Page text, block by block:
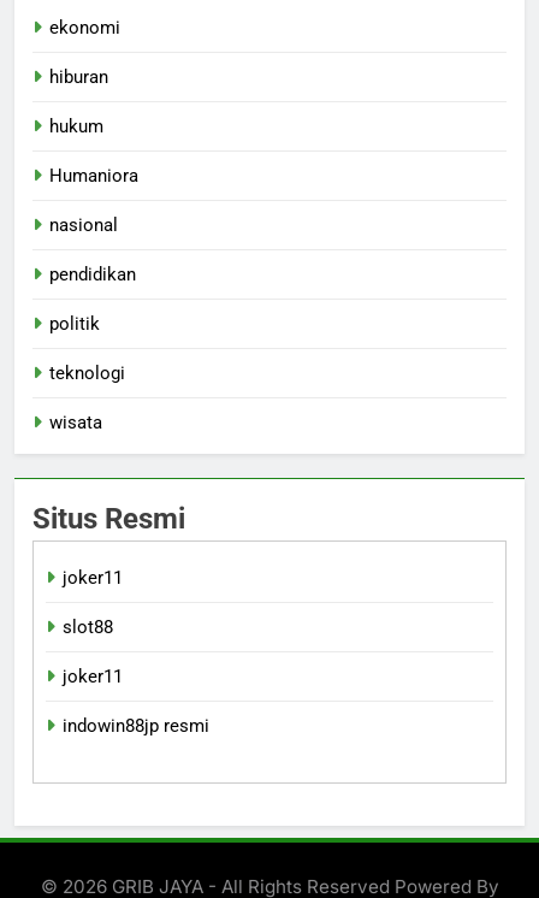
ekonomi
hiburan
hukum
Humaniora
nasional
pendidikan
politik
teknologi
wisata
Situs Resmi
joker11
slot88
joker11
indowin88jp resmi
© 2026 GRIB JAYA - All Rights Reserved Powered By